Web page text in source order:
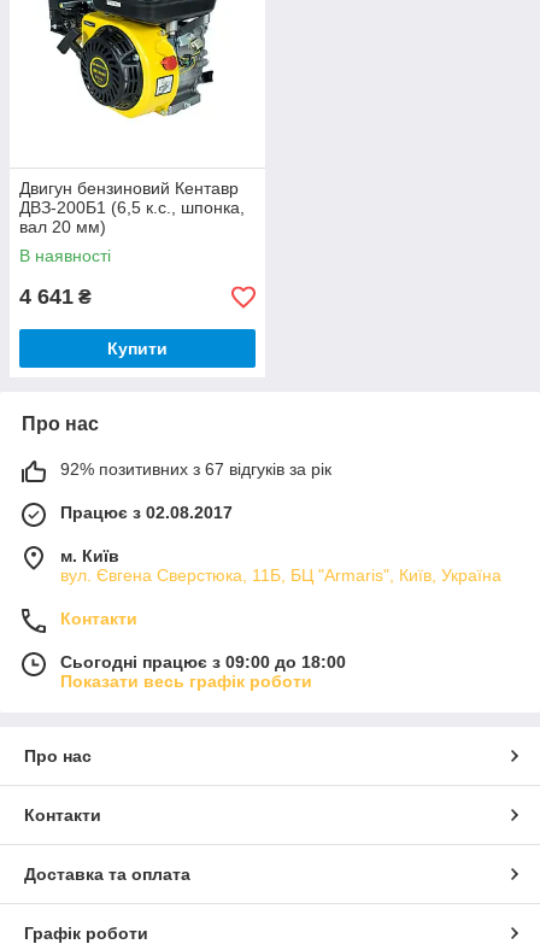
Двигун бензиновий Кентавр
ДВЗ-200Б1 (6,5 к.с., шпонка,
вал 20 мм)
В наявності
4 641 ₴
Купити
Про нас
92% позитивних з 67 відгуків за рік
Працює з 02.08.2017
м. Київ
вул. Євгена Сверстюка, 11Б, БЦ "Armaris", Київ, Україна
Контакти
Сьогодні працює з 09:00 до 18:00
Показати весь графік роботи
Про нас
Контакти
Доставка та оплата
Графік роботи